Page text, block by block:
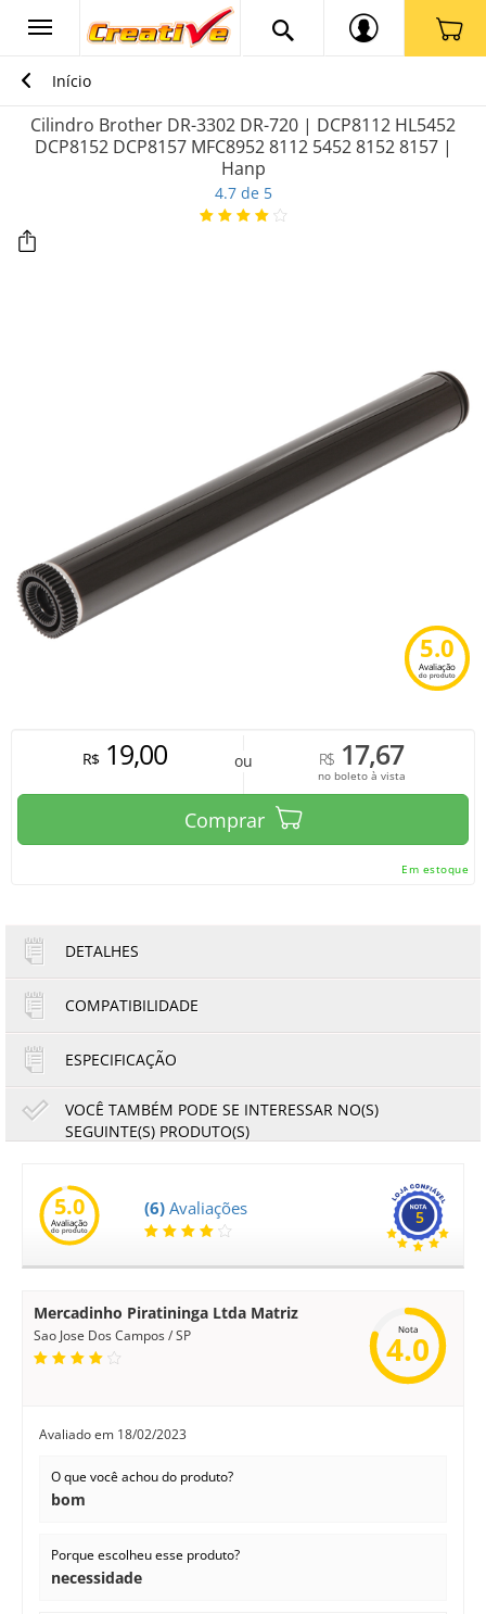
Início
Cilindro Brother DR-3302 DR-720 | DCP8112 HL5452
DCP8152 DCP8157 MFC8952 8112 5452 8152 8157 |
Hanp
4.7 de 5
5.0
Avaliação
do produto
R$19,00 ou R$17,67
no boleto à vista
Comprar
Em estoque
DETALHES
COMPATIBILIDADE
ESPECIFICAÇÃO
VOCÊ TAMBÉM PODE SE INTERESSAR NO(S)
SEGUINTE(S) PRODUTO(S)
L4160 L6191 L6161 L6171 L14150 | Original 70ml
11,92 ou R$55,42
5.0
Avaliação
do produto
(6) Avaliações 5
Mercadinho Piratininga Ltda Matriz
Sao Jose Dos Campos / SP Nota
4.0
Avaliado em 18/02/2023
O que você achou do produto?
bom
Porque escolheu esse produto?
necessidade